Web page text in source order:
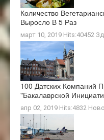
Количество
Выросло В 5 Раз
март 10, 2019 Hits:40452
100 Датских Компаний
"Бакалаврской
апр 02, 2019 Hits:4832